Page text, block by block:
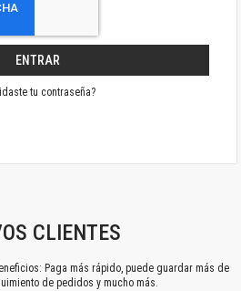
ENTRAR
tu contraseña?
CLIENTES
Paga más rápido, puede guardar más de
de pedidos y mucho más.